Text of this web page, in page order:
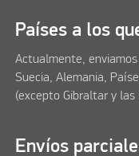
Países a los
Actualmente,
Suecia, Alemania,
(excepto Gibraltar y
Envíos